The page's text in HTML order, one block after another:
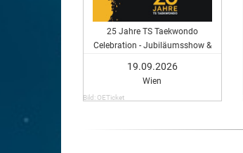
25 Jahre TS Taekwondo
Celebration - Jubiläumsshow &
19.09.2026
Wien
Bild: OETicket